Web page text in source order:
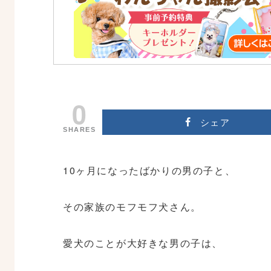
0
SHARES
シェア
10ヶ月になったばかりの男の子と、
その家族のモフモフ犬さん。
愛犬のことが大好きな男の子は、